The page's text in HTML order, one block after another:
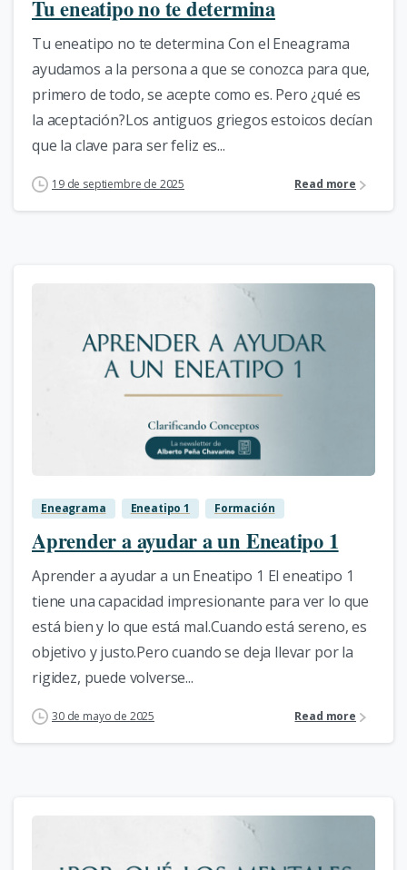
Tu eneatipo no te determina
Tu eneatipo no te determina Con el Eneagrama
ayudamos a la persona a que se conozca para que,
primero de todo, se acepte como es. Pero ¿qué es
la aceptación?Los antiguos griegos estoicos decían
que la clave para ser feliz es...
19 de septiembre de 2025 Read more
Eneagrama Eneatipo 1 Formación
Aprender a ayudar a un Eneatipo 1
Aprender a ayudar a un Eneatipo 1 El eneatipo 1
tiene una capacidad impresionante para ver lo que
está bien y lo que está mal.Cuando está sereno, es
objetivo y justo.Pero cuando se deja llevar por la
rigidez, puede volverse...
30 de mayo de 2025 Read more